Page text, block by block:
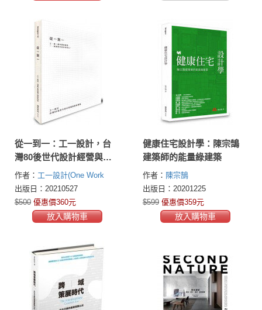
從一到一：工一設計，台
灣80後世代設計經營與創
新實踐
作者： 工一設計(One Work
Design)
出版日：20210527
$500 優惠價360元
放入購物車
健康住宅設計學：陳宗鵠
建築師的能量綠建築
作者： 陳宗鵠
出版日：20201225
$599 優惠價359元
放入購物車